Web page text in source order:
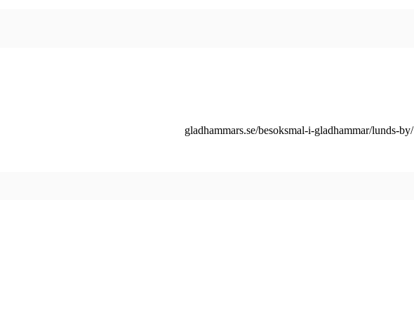
gladhammars.se/besoksmal-i-gladhammar/lunds-by/